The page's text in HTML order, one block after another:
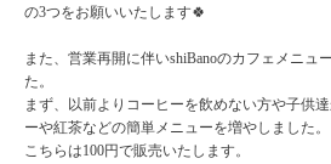
の3つをお願いいたします🍀
また、営業再開に伴いshiBanoのカフェメニュ
た。
まず、以前よりコーヒーを飲めない方や子供
ーや紅茶などの簡単メニューを増やしました。
こちらは100円で販売いたします。